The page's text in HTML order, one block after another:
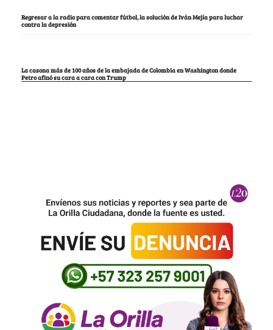
Regresar a la radio para comentar fútbol, la solución de Iván Mejía para luchar
contra la depresión
La casona más de 100 años de la embajada de Colombia en Washington donde
Petro afinó su cara a cara con Trump